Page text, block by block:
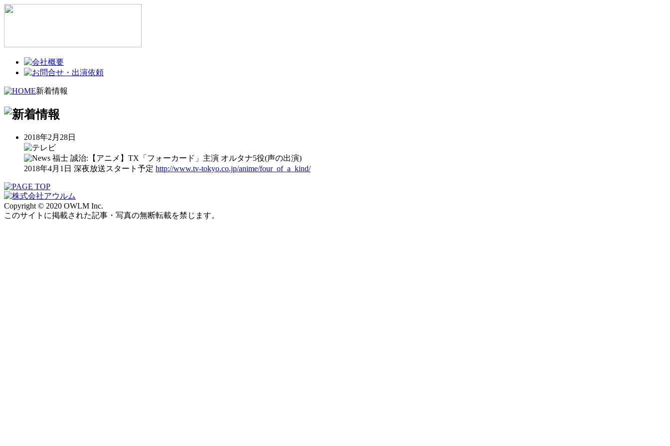
新着情報
2018年2月28日
福士 誠治:【アニメ】TX「フォーカード」主演 オルタナ5役(声の出演)
2018年4月1日 深夜放送スタート予定 http://www.tv-tokyo.co.jp/anime/four_of_a_kind/
Copyright © 2020 OWLM Inc.
このサイトに掲載された記事・写真の無断転載を禁じます。